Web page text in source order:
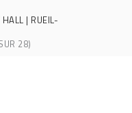
| RUEIL-
28)